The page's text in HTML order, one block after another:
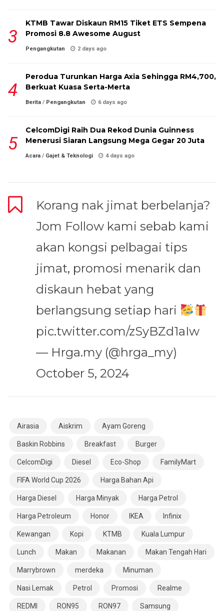
KTMB Tawar Diskaun RM15 Tiket ETS Sempena
Promosi 8.8 Awesome August
Pengangkutan 2 days ago
Perodua Turunkan Harga Axia Sehingga RM4,700,
Berkuat Kuasa Serta-Merta
Berita / Pengangkutan 6 days ago
CelcomDigi Raih Dua Rekod Dunia Guinness
Menerusi Siaran Langsung Mega Gegar 20 Juta
Acara / Gajet & Teknologi 4 days ago
Korang nak jimat berbelanja?
Jom Follow kami sebab kami
akan kongsi pelbagai tips
jimat, promosi menarik dan
diskaun hebat yang
berlangsung setiap hari
pic.twitter.com/zSyBZd1aIw
— Hrga.my (@hrga_my)
October 5, 2024
Airasia Aiskrim Ayam Goreng
Baskin Robbins Breakfast Burger
CelcomDigi Diesel Eco-Shop FamilyMart
FIFA World Cup 2026 Harga Bahan Api
Harga Diesel Harga Minyak Harga Petrol
Harga Petroleum Honor IKEA Infinix
Kewangan Kopi KTMB Kuala Lumpur
Lunch Makan Makanan Makan Tengah Hari
Marrybrown merdeka Minuman
Nasi Lemak Petrol Promosi Realme
REDMI RON95 RON97 Samsung